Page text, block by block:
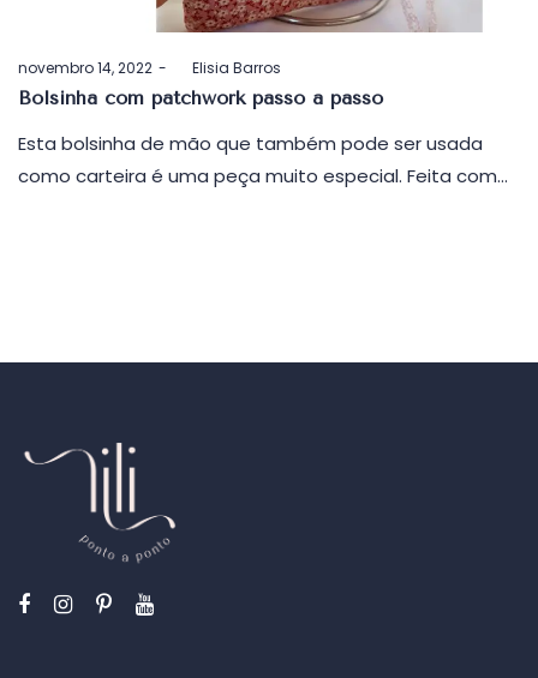
Postado
em
novembro 14, 2022 byElisia Barros
Bolsinha com patchwork passo a passo
Esta bolsinha de mão que também pode ser usada
como carteira é uma peça muito especial. Feita com…